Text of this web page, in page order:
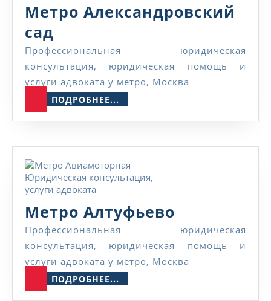
Метро Александровский
сад
Александровский
сад
Профессиональная юридическая
консультация, юридическая помощь и
услуги адвоката у метро, Москва
ПОДРОБНЕЕ...
Метро Алтуфьево
Алтуфьево
Профессиональная юридическая
консультация, юридическая помощь и
услуги адвоката у метро, Москва
ПОДРОБНЕЕ...